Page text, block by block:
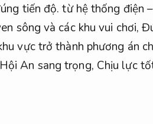
tiến độ. từ hệ thống điện
sông và các khu vui chơi,
vực trở thành phương án
An sang trọng, Chịu lực